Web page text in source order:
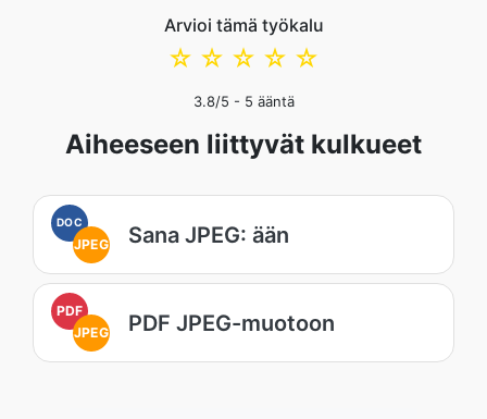
Arvioi tämä työkalu
☆
☆
☆
☆
☆
3.8/5 - 5 ääntä
Aiheeseen liittyvät kulkueet
DOC
JPEG Sana JPEG: ään
PDF
JPEG
PDF JPEG-muotoon